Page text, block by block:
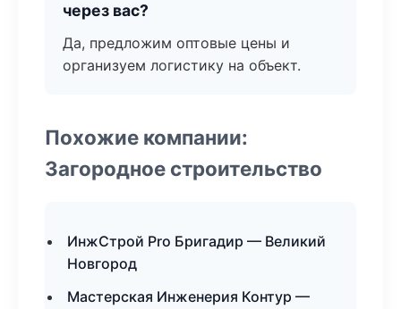
через вас?
Да, предложим оптовые цены и
организуем логистику на объект.
Похожие компании:
Загородное строительство
ИнжСтрой Pro Бригадир — Великий
Новгород
Мастерская Инженерия Контур —